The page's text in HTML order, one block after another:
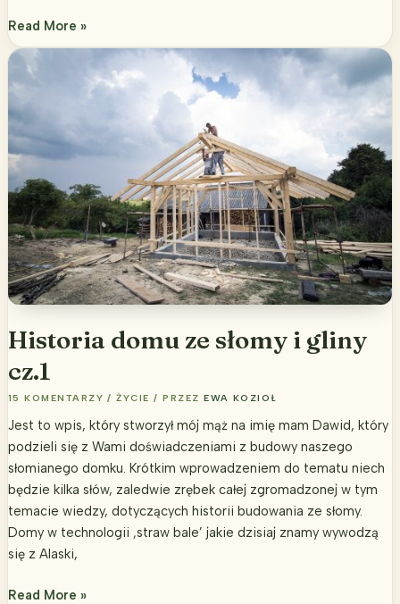
Czyli
co
czytam
mam
shareweek
2017
Read More »
Historia domu ze słomy i gliny
cz.1
15 KOMENTARZY /ŻYCIE / PRZEZEWA KOZIOŁ
Jest to wpis, który stworzył mój mąż na imię mam Dawid, który
podzieli się z Wami doświadczeniami z budowy naszego
słomianego domku. Krótkim wprowadzeniem do tematu niech
będzie kilka słów, zaledwie zrębek całej zgromadzonej w tym
temacie wiedzy, dotyczących historii budowania ze słomy.
Domy w technologii ‚straw bale’ jakie dzisiaj znamy wywodzą
się z Alaski,
Historia
Read More »